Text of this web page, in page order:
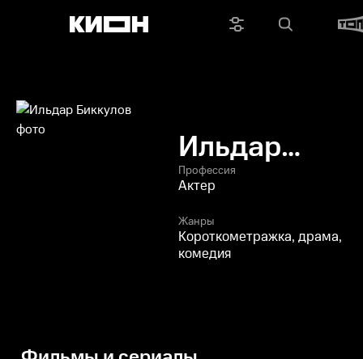
Ильдар
Биккулов
Профессия
Актер
Жанры
Короткометражка, драма,
комедия